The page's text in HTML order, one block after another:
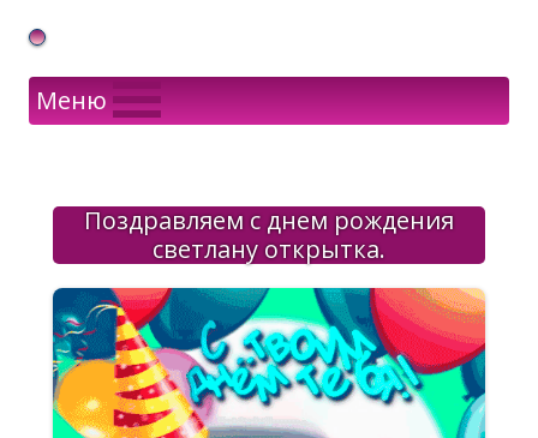
Gif Открытки в подарок
Меню
Поздравляем с днем рождения
светлану открытка.